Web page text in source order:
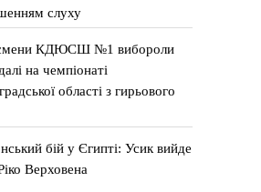
слуху
КДЮСШ №1 вибороли
на чемпіонаті
області з гирьового
бій у Єгипті: Усик вийде
Верховена